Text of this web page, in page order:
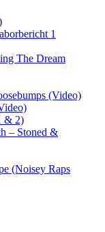
1
The Dream
(Video)
& 2)
– Stoned &
(Noisey Raps